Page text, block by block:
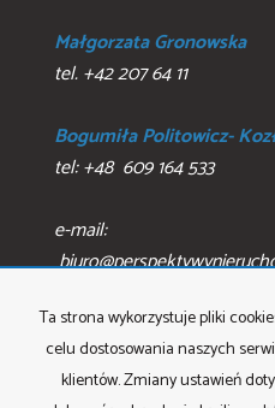
Małgorzata Gronowska
tel. +42 207 64 11
Bogumiła Politowicz-
tel: +48 609 164 533
e-mail:
Mieszkaniana wynajem
Ta strona wykorzystuje pliki
celu dostosowania naszych
klientów. Zmiany ustawień